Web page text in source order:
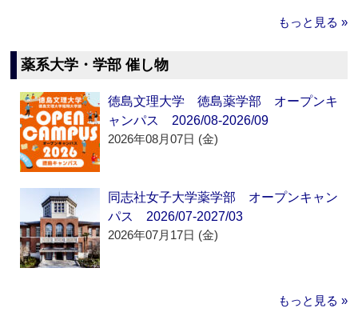
もっと見る »
薬系大学・学部 催し物
徳島文理大学 徳島薬学部 オープンキ
ャンパス 2026/08-2026/09
2026年08月07日 (金)
同志社女子大学薬学部 オープンキャン
パス 2026/07-2027/03
2026年07月17日 (金)
もっと見る »